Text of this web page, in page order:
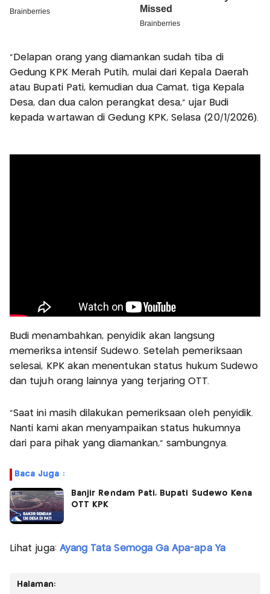
"Delapan orang yang diamankan sudah tiba di
Gedung KPK Merah Putih, mulai dari Kepala Daerah
atau Bupati Pati, kemudian dua Camat, tiga Kepala
Desa, dan dua calon perangkat desa,” ujar Budi
kepada wartawan di Gedung KPK, Selasa (20/1/2026).
Budi menambahkan, penyidik akan langsung
memeriksa intensif Sudewo. Setelah pemeriksaan
selesai, KPK akan menentukan status hukum Sudewo
dan tujuh orang lainnya yang terjaring OTT.
“Saat ini masih dilakukan pemeriksaan oleh penyidik.
Nanti kami akan menyampaikan status hukumnya
dari para pihak yang diamankan,” sambungnya.
Baca Juga :
Banjir Rendam Pati, Bupati Sudewo Kena
OTT KPK
Lihat juga: Ayang Tata Semoga Ga Apa-apa Ya
Halaman: